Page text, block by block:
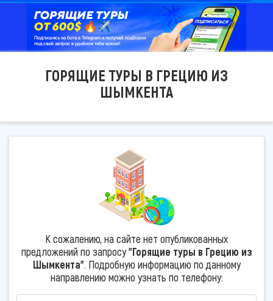
ГОРЯЩИЕ ТУРЫ В ГРЕЦИЮ ИЗ
ШЫМКЕНТА
К сожалению, на сайте нет опубликованных
предложений по запросу"Горящие туры в Грецию из
Шымкента". Подробную информацию по данному
направлению можно узнать по телефону: